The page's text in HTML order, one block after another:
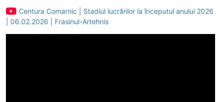
Centura Comarnic | Stadiul lucrărilor la începutul anului 2026
| 06.02.2026 | Frasinul-Artehnis